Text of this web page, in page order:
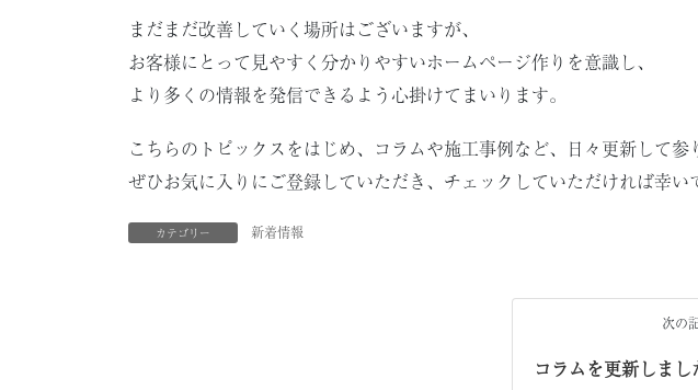
まだまだ改善していく場所はございますが、
お客様にとって見やすく分かりやすいホームページ作りを意識し、
より多くの情報を発信できるよう心掛けてまいります。
こちらのトピックスをはじめ、コラムや施工事例など、日々更新して参
ぜひお気に入りにご登録していただき、チェックしていただければ幸い
カテゴリー 新着情報
次の
コラムを更新しまし